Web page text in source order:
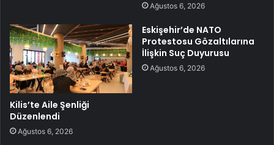
Ağustos 6, 2026
Kilis’te Aile Şenliği
Düzenlendi
Ağustos 6, 2026
Eskişehir’de NATO
Protestosu Gözaltılarına
İlişkin Suç Duyurusu
Ağustos 6, 2026